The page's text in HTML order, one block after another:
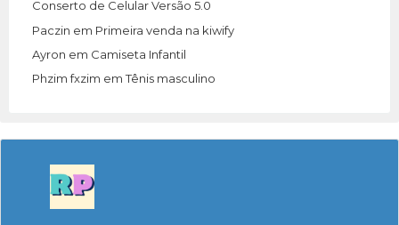
Conserto de Celular Versão 5.0
Paczin em Primeira venda na kiwify
Ayron em Camiseta Infantil
Phzim fxzim emTênis masculino